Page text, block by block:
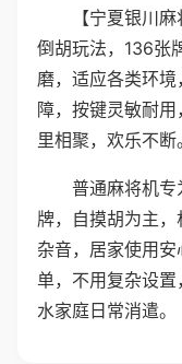
【宁夏银川
倒胡玩法，136张
磨，适应各类环
障，按键灵敏耐
里相聚，欢乐不断。
普通麻将机
牌，自摸胡为主
杂音，居家使用
单，不用复杂设
水家庭日常消遣。